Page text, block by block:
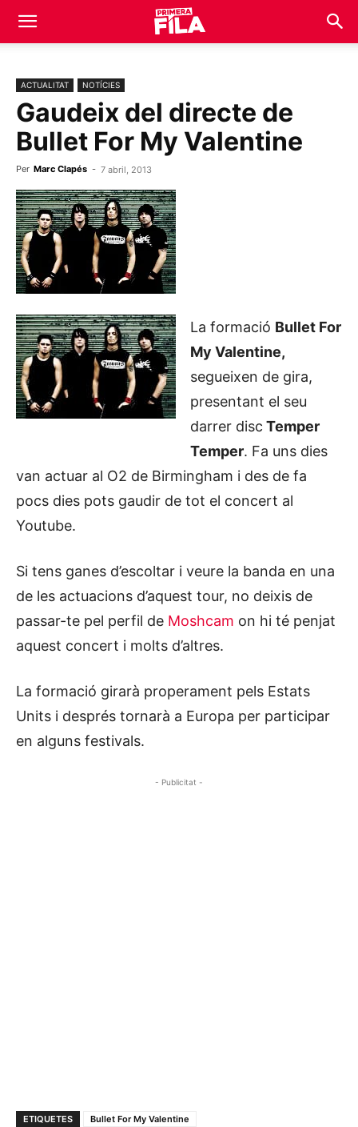
ACTUALITAT NOTÍCIES
Gaudeix del directe de
Bullet For My Valentine
Per Marc Clapés - 7 abril, 2013
La formació Bullet For
My Valentine,
segueixen de gira,
presentant el seu
darrer disc Temper
Temper. Fa uns dies
van actuar al O2 de Birmingham i des de fa
pocs dies pots gaudir de tot el concert al
Youtube.
Si tens ganes d’escoltar i veure la banda en una
de les actuacions d’aquest tour, no deixis de
passar-te pel perfil de Moshcam on hi té penjat
aquest concert i molts d’altres.
La formació girarà properament pels Estats
Units i després tornarà a Europa per participar
en alguns festivals.
- Publicitat -
ETIQUETES Bullet For My Valentine